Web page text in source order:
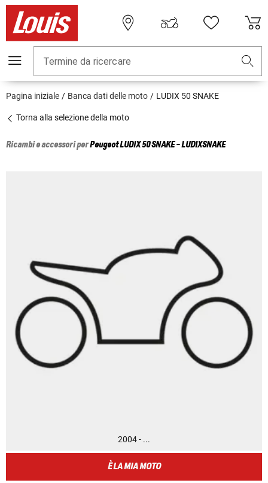
Termine da ricercare
Pagina iniziale Banca dati delle moto LUDIX 50 SNAKE
Torna alla selezione della moto
Ricambi e accessori perPeugeotLUDIX 50 SNAKE - LUDIXSNAKE
2004 - ...
È LA MIA MOTO